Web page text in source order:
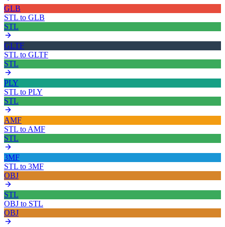
GLB
STL to GLB
STL
GLTF
STL to GLTF
STL
PLY
STL to PLY
STL
AMF
STL to AMF
STL
3MF
STL to 3MF
OBJ
STL
OBJ to STL
OBJ